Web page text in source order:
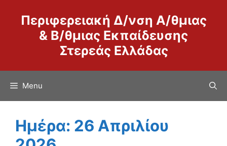
περιεχόμενο
Περιφερειακή Δ/νση Α/θμιας
& Β/θμιας Εκπαίδευσης
Στερεάς Ελλάδας
Menu
Ημέρα: 26 Απριλίου